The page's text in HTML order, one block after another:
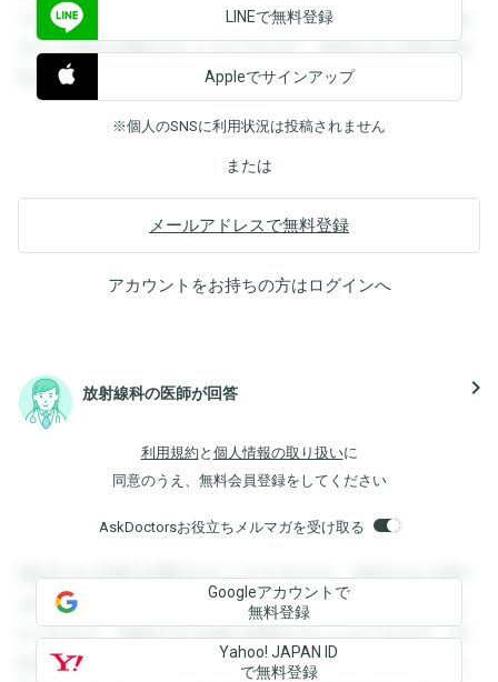
できます。登録すると回答を閲覧することができます。登録
すると回答を閲覧することができます。登録すると回答を閲
覧することができます。
LINEで無料登録
Appleでサインアップ
※個人のSNSに利用状況は投稿されません
または
メールアドレスで無料登録
アカウントをお持ちの方はログインへ
放射線科の医師が回答 navigate_next
利用規約 と 個人情報の取り扱いに
同意のうえ、無料会員登録をしてください
AskDoctorsお役立ちメルマガを受け取る
登録すると回答を閲覧することができます。登録すると回答
を閲覧することができます。登録すると回答を閲覧すること
ができます。登録すると回答を閲覧することができます。登
録すると回答を閲覧することができます。登録すると回答を
Googleアカウントで
無料登録
Yahoo! JAPAN ID
で無料登録